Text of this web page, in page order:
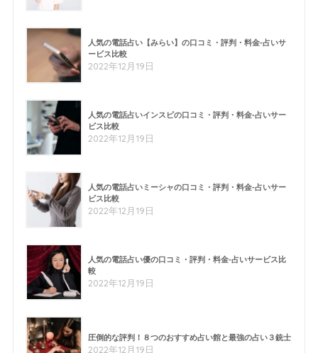
人気の電話占い【みらい】の口コミ・評判・料金-占いサ
ービス比較
2022年12月19日
人気の電話占いインスピの口コミ・評判・料金-占いサー
ビス比較
2022年12月19日
人気の電話占いミーシャの口コミ・評判・料金-占いサー
ビス比較
2022年12月19日
人気の電話占い優の口コミ・評判・料金-占いサービス比
較
2022年12月19日
圧倒的な評判！８つのおすすめ占い館と最強の占い３銃士
2022年12月19日